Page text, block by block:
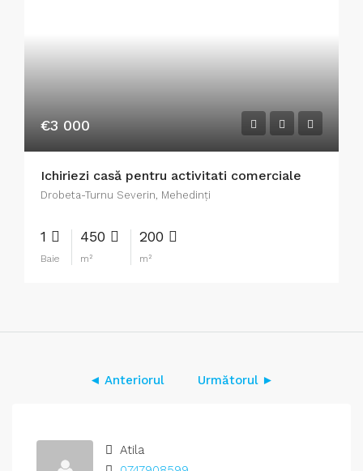
€3 000
Ichiriezi casă pentru activitati comerciale
Drobeta-Turnu Severin, Mehedinți
1
Baie
450
m²
200
m²
◄ Anteriorul Următorul ►
Atila